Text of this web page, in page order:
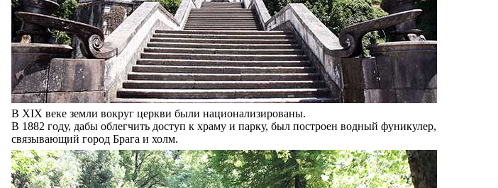
В XIX веке земли вокруг церкви были национализированы.
В 1882 году, дабы облегчить доступ к храму и парку, был построен водный фуникулер,
связывающий город Брага и холм.